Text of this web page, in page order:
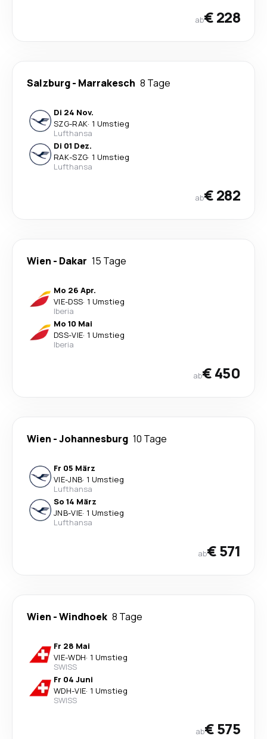
ab€ 228
Salzburg- Marrakesch 8 Tage
Di 24 Nov.
SZG-RAK· 1 Umstieg
Lufthansa
Di 01 Dez.
RAK-SZG· 1 Umstieg
Lufthansa
ab€ 282
Wien - Dakar 15 Tage
Mo 26 Apr.
VIE-DSS· 1 Umstieg
Iberia
Mo 10 Mai
DSS-VIE· 1 Umstieg
Iberia
ab€ 450
Wien -Johannesburg 10 Tage
Fr 05 März
VIE-JNB· 1 Umstieg
Lufthansa
So 14 März
JNB-VIE· 1 Umstieg
Lufthansa
ab€ 571
Wien -Windhoek 8 Tage
Fr 28 Mai
VIE-WDH· 1 Umstieg
SWISS
Fr 04 Juni
WDH-VIE· 1 Umstieg
SWISS
ab€ 575